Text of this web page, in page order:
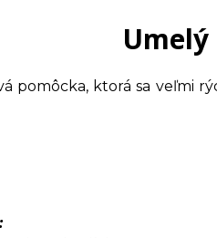
pomôcka, ktorá sa veľmi